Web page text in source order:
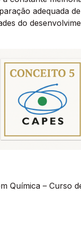
adequada
do
Química – Curso